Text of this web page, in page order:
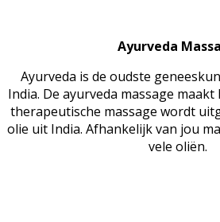
Ayurveda
Ayurveda is de oudste
India. De ayurveda massage
therapeutische massage wordt
olie uit India. Afhankelijk van jou
vele oliën.